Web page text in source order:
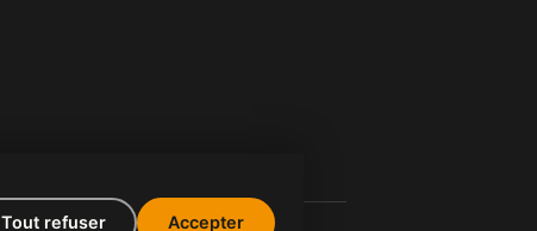
Tout refuser Accepter